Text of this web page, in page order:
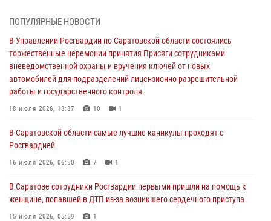
вневедомственной охраны и вручения ключей от новых
автомобилей для подразделений лицензионно-разрешительной
работы и государственного контроля.
18 июля 2026, 13:37 10 1
В Саратовской области самые лучшие каникулы проходят с
Росгвардией
В Саратове сотрудники Росгвардии первыми пришли на помощь к
женщине, попавшей в ДТП из-за возникшего сердечного приступа
В Саратове продолжается масштабная ведомственная акция
"Каникулы с Росгвардией"
ПОПУЛЯРНЫЕ НОВОСТИ
В Управлении Росгвардии по Саратовской области состоялись
торжественные церемонии принятия Присяги сотрудниками
вневедомственной охраны и вручения ключей от новых
автомобилей для подразделений лицензионно-разрешительной
работы и государственного контроля.
18 июля 2026, 13:37 10 1
В Саратовской области самые лучшие каникулы проходят с
Росгвардией
16 июля 2026, 06:50 7 1
В Саратове сотрудники Росгвардии первыми пришли на помощь к
женщине, попавшей в ДТП из-за возникшего сердечного приступа
15 июля 2026, 05:59 1